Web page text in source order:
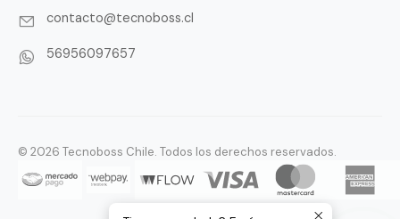
contacto@tecnoboss.cl
56956097657
© 2026 Tecnoboss Chile. Todos los derechos reservados.